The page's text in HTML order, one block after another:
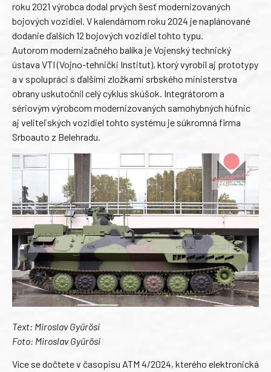
roku 2021 výrobca dodal prvých šesť modernizovaných
bojových vozidiel. V kalendárnom roku 2024 je naplánované
dodanie ďalších 12 bojových vozidiel tohto typu.
Autorom modernizačného balíka je Vojenský technický
ústava VTI (Vojno-tehnički Institut), ktorý vyrobil aj prototypy
a v spolupráci s ďalšími zložkami srbského ministerstva
obrany uskutočnil celý cyklus skúšok. Integrátorom a
sériovým výrobcom modernizovaných samohybných húfnic
aj veliteľských vozidiel tohto systému je súkromná firma
Srboauto z Belehradu.
Text: Miroslav Gyűrösi
Foto: Miroslav Gyűrösi
Více se dočtete v časopisu ATM 4/2024, kterého elektronická